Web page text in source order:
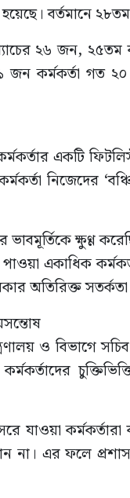
বর্তমানে
২৬ জন,
জন কর্মকর্তা গত
একটি
নিজেদের
ক্ষুণ্ণ
একাধিক
অতিরিক্ত
ও বিভাগে
কর্মকর্তারা
না। এর ফলে